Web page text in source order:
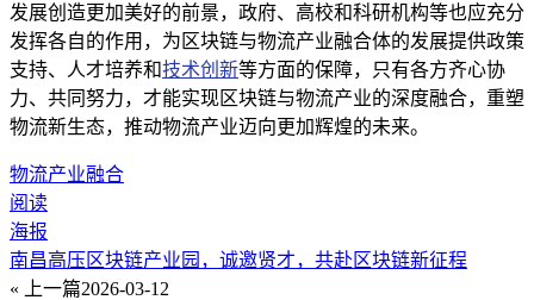
发展创造更加美好的前景，政府、高校和科研机构等也应充分
发挥各自的作用，为区块链与物流产业融合体的发展提供政策
支持、人才培养和技术创新等方面的保障，只有各方齐心协
力、共同努力，才能实现区块链与物流产业的深度融合，重塑
物流新生态，推动物流产业迈向更加辉煌的未来。
物流产业融合
阅读
海报
南昌高压区块链产业园，诚邀贤才，共赴区块链新征程
« 上一篇2026-03-12